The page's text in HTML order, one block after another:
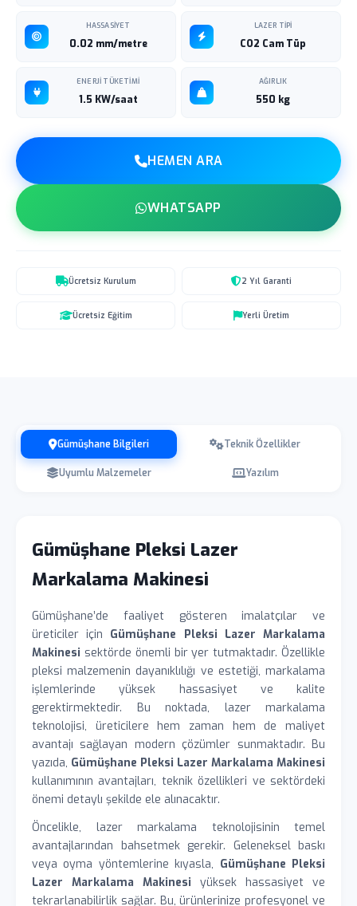
HASSASIYET
0.02 mm/metre
LAZER TIPI
CO2 Cam Tüp
ENERJI TÜKETIMI
1.5 KW/saat
AĞIRLIK
550 kg
HEMEN ARA
WHATSAPP
Ücretsiz Kurulum 2 Yıl Garanti
Ücretsiz Eğitim Yerli Üretim
Gümüşhane Bilgileri Teknik Özellikler
Uyumlu Malzemeler Yazılım
Gümüşhane Pleksi Lazer
Markalama Makinesi
Gümüşhane’de faaliyet gösteren imalatçılar ve
üreticiler için Gümüşhane Pleksi Lazer Markalama
Makinesi sektörde önemli bir yer tutmaktadır. Özellikle
pleksi malzemenin dayanıklılığı ve estetiği, markalama
işlemlerinde yüksek hassasiyet ve kalite
gerektirmektedir. Bu noktada, lazer markalama
teknolojisi, üreticilere hem zaman hem de maliyet
avantajı sağlayan modern çözümler sunmaktadır. Bu
yazıda, Gümüşhane Pleksi Lazer Markalama Makinesi
kullanımının avantajları, teknik özellikleri ve sektördeki
önemi detaylı şekilde ele alınacaktır.
Öncelikle, lazer markalama teknolojisinin temel
avantajlarından bahsetmek gerekir. Geleneksel baskı
veya oyma yöntemlerine kıyasla, Gümüşhane Pleksi
Lazer Markalama Makinesi yüksek hassasiyet ve
tekrarlanabilirlik sağlar. Bu, ürünlerinize profesyonel ve